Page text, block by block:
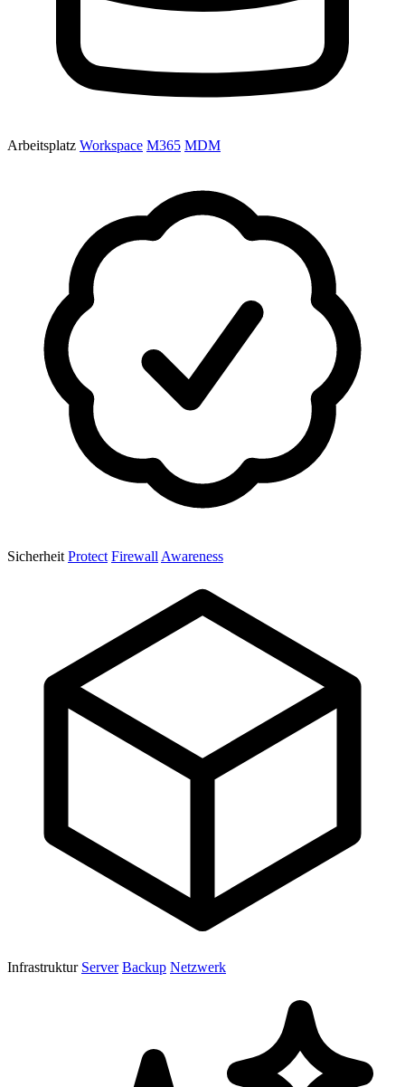
Arbeitsplatz Workspace M365 MDM
Sicherheit Protect Firewall Awareness
Infrastruktur Server Backup Netzwerk